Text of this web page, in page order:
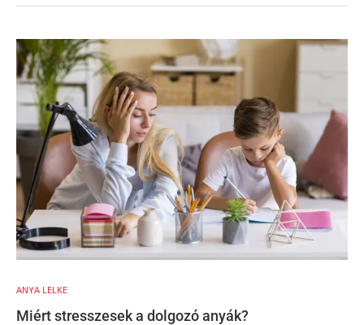
ANYA LELKE
Miért stresszesek a dolgozó anyák?